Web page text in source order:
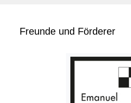
Freunde und Förderer